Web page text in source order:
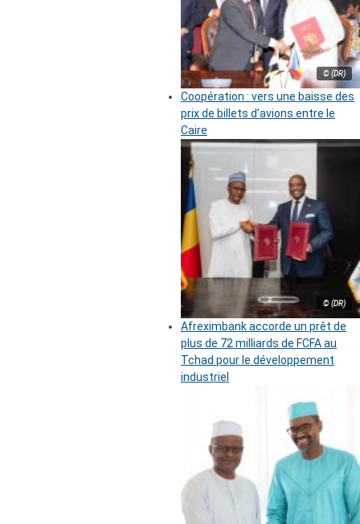
© (DR)
Coopération : vers une baisse des
prix de billets d’avions entre le
Caire
© (DR)
Afreximbank accorde un prêt de
plus de 72 milliards de FCFA au
Tchad pour le développement
industriel